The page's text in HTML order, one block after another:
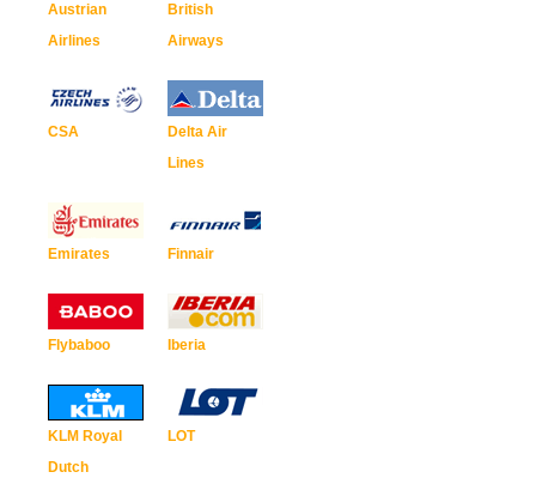
Austrian
Airlines
British
Airways
CSA
Delta Air
Lines
Emirates Finnair
Flybaboo Iberia
KLM Royal
Dutch
LOT